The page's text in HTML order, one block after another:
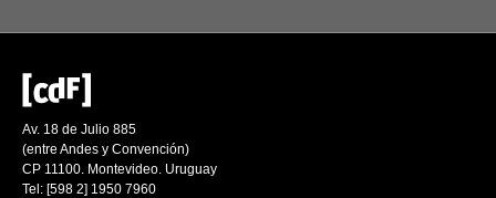
Av. 18 de Julio 885
(entre Andes y Convención)
CP 11100. Montevideo. Uruguay
Tel: [598 2] 1950 7960